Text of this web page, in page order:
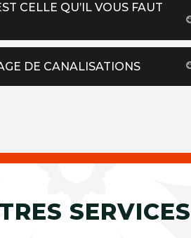
CELLE QU’IL VOUS FAUT
DE CANALISATIONS
SERVICES